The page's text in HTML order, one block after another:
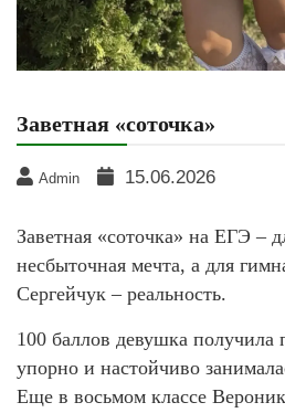
Заветная «соточка»
Admin 15.06.2026
Заветная «соточка» на ЕГЭ –
несбыточная мечта, а для
Сергейчук – реальность.
100 баллов девушка получила
упорно и настойчиво
Еще в восьмом классе